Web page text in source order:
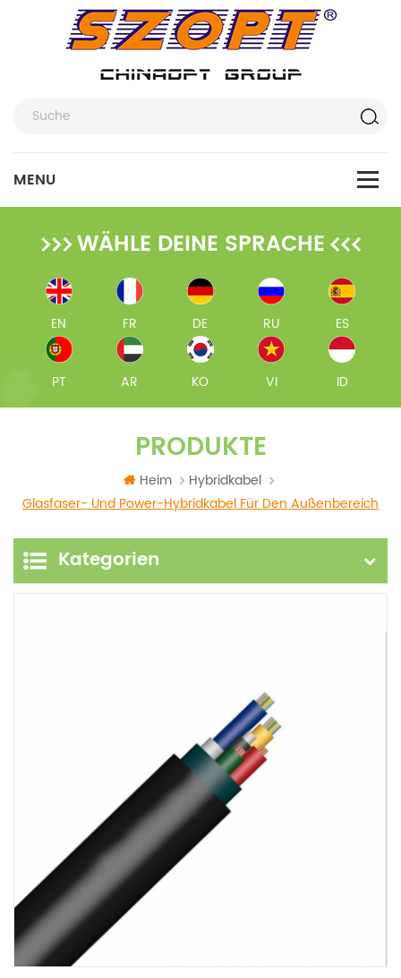
WÄHLE DEINE SPRACHE
EN FR DE RU ES
PT AR KO VI ID
PRODUKTE
Heim
Hybridkabel
Glasfaser- Und Power-Hybridkabel Für Den Außenbereich
Kategorien